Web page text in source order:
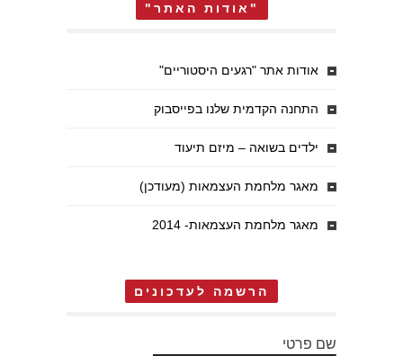
"אודות האתר"
אודות אתר "רגעים היסטוריים"
התחנה הקדמית שלנו בפייסבוק
ילדים בשואה – מיזם תיעוד
מאגר מלחמת העצמאות (מעודכן)
מאגר מלחמת העצמאות- 2014
הרשמה לעדכונים
שם פרטי